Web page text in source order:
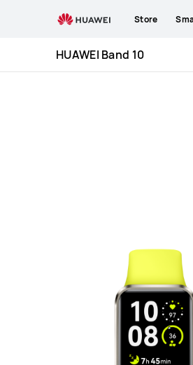
Specification
Store
HUAWEI Band 10